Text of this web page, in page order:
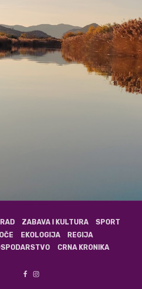
ZABAVA I KULTURA
SPORT
EKOLOGIJA
REGIJA
CRNA KRONIKA